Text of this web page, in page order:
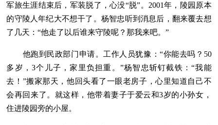
军旅生涯结束后，军装脱了，心没“脱”。2001年，陵园原本
的守陵人年纪大不想干了。杨智忠听到消息后，翻来覆去想
了几天：“他走了以后谁来守陵呢？那我来吧。”
他跑到民政部门申请。工作人员犹豫：“你能去吗？50
多岁，3个儿子，家里负担重。”杨智忠斩钉截铁：“我能
去！”搬家那天，他回头看了一眼老房子，心里知道自己不
会再回来了。就这样，他带着妻子于爱云和3岁的小孙女，
住进陵园旁的小屋。